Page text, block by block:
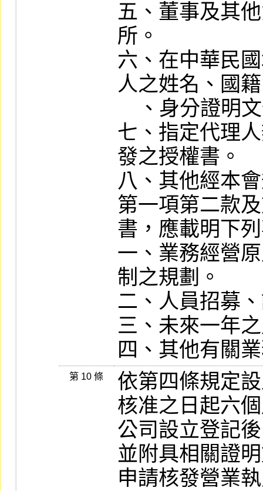
五、董事及其
所。
六、在中華民
人之姓名、國
七、指定代理
發之授權書。
八、其他經本
第一項第二款
書，應載明下
一、業務經營
制之規劃。
二、人員招募
三、未來一年
四、其他有關
第 10 條
依第四條規定
核准之日起六
公司設立登記
並附具相關證
申請核發營業